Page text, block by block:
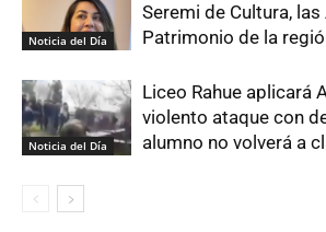
Noticia del Día
Seremi de Cultura, las
Patrimonio de la
Noticia del Día
Liceo Rahue aplicará
violento ataque con
alumno no volverá a